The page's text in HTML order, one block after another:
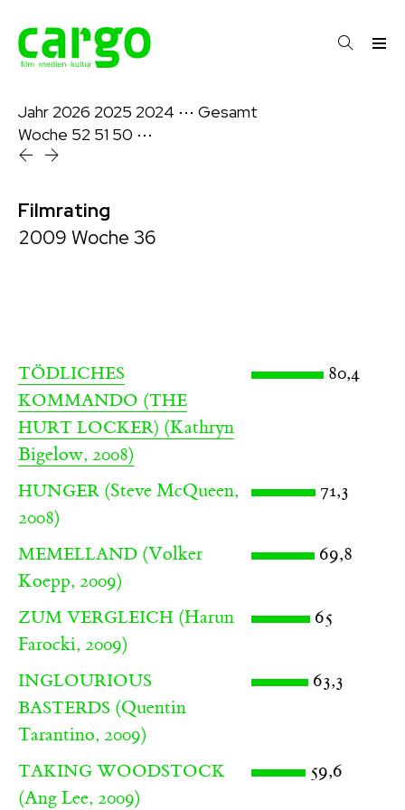
Jahr 2026 2025 2024 ⋯ Gesamt
Woche 52 51 50 ⋯
Filmrating
2009 Woche 36
TÖDLICHES
KOMMANDO (THE
HURT LOCKER) (Kathryn
Bigelow, 2008)
80,4
HUNGER (Steve McQueen,
2008)
71,3
MEMELLAND (Volker
Koepp, 2009)
69,8
ZUM VERGLEICH (Harun
Farocki, 2009)
65
INGLOURIOUS
BASTERDS (Quentin
Tarantino, 2009)
63,3
TAKING WOODSTOCK
(Ang Lee, 2009)
59,6